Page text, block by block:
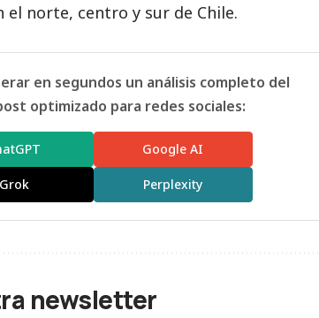
el norte, centro y sur de Chile.
en segundos un análisis completo del
optimizado para redes sociales:
Google AI
Grok Perplexity
newsletter